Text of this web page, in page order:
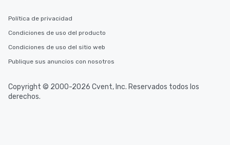
Política de privacidad
Condiciones de uso del producto
Condiciones de uso del sitio web
Publique sus anuncios con nosotros
Copyright © 2000-2026 Cvent, Inc. Reservados todos los
derechos.